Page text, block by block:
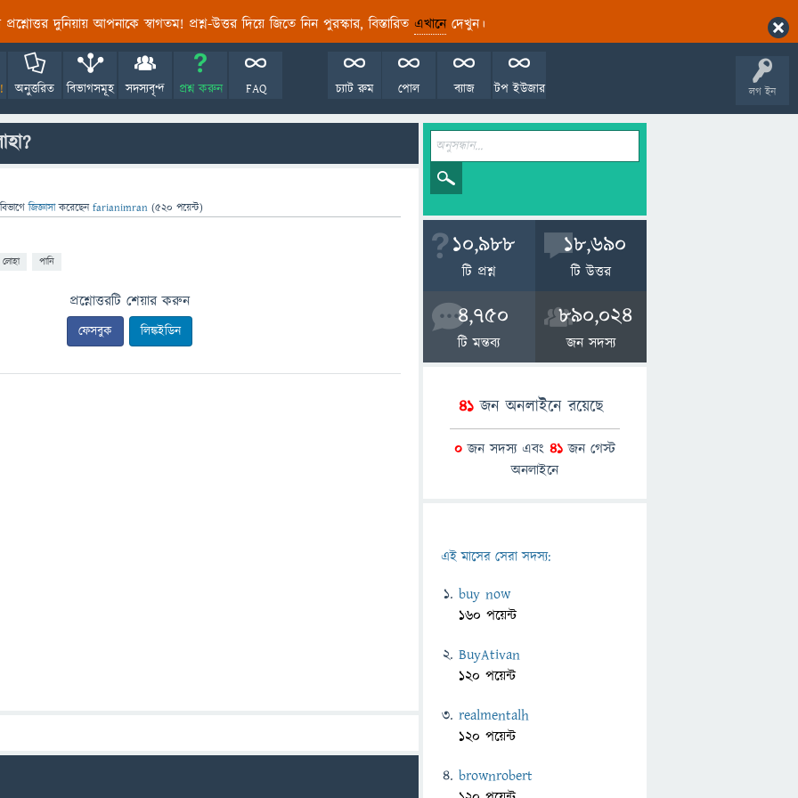
প্রশ্নোত্তর দুনিয়ায় আপনাকে স্বাগতম! প্রশ্ন-উত্তর দিয়ে জিতে নিন পুরস্কার, বিস্তারিত এখানেদেখুন।
লগ ইন
অনুত্তরিত বিভাগসমূহ সদস্যবৃন্দ প্রশ্ন করুন FAQ টপ ইউজার
ব্যাজ
পোল
চ্যাট রুম
জিজ্ঞাসাকরেছেনfarianimran (520 পয়েন্ট)
লোহা পানি
প্রশ্নোত্তরটি শেয়ার করুন
ফেসবুক লিঙ্কইডিন
10,988
টি প্রশ্ন
18,690
টি উত্তর
4,750
টি মন্তব্য
890,024
জন সদস্য
41 জন অনলাইনে রয়েছে
0 জন সদস্য এবং 41 জন গেস্ট
অনলাইনে
এই মাসের সেরা সদস্য:
buy now
160 পয়েন্ট
BuyAtivan
120 পয়েন্ট
realmentalh
120 পয়েন্ট
brownrobert